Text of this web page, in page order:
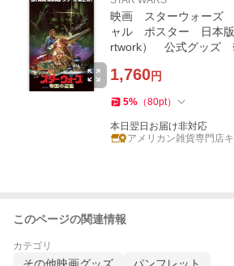
映画 スターウォーズ
ャル ポスター 日本
rtwork） 公式グッズ
1,760円
5% （80pt）
本日翌日お届け非対応
アメリカン雑貨専門店
このページの関連情報
カテゴリ